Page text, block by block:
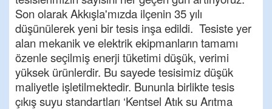
Son olarak Akkışla'mızda ilçenin 35 yılı
düşünülerek yeni bir tesis inşa edildi. Tesiste yer
alan mekanik ve elektrik ekipmanların tamamı
özenle seçilmiş enerji tüketimi düşük, verimi
yüksek ürünlerdir. Bu sayede tesisimiz düşük
maliyetle işletilmektedir. Bununla birlikte tesis
çıkış suyu standartları ‘Kentsel Atık su Arıtma